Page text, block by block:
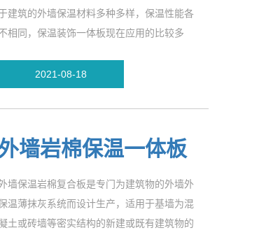
建筑的外墙保温材料多种多样，保温性能各
相同，保温装饰一体板现在应用的比较多
2021-08-18
墙岩棉保温一体板
墙保温岩棉复合板是专门为建筑物的外墙外
温薄抹灰系统而设计生产，适用于基墙为混
土或砖墙等密实结构的新建或既有建筑物的